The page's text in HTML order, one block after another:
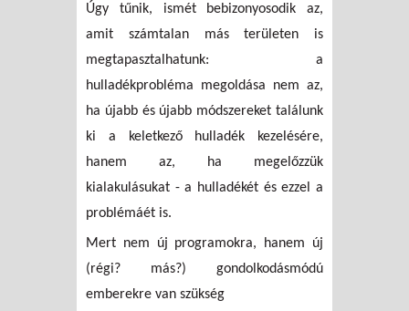
Úgy tűnik, ismét bebizonyosodik az,
amit számtalan más területen is
megtapasztalhatunk: a
hulladékprobléma megoldása nem az,
ha újabb és újabb módszereket találunk
ki a keletkező hulladék kezelésére,
hanem az, ha megelőzzük
kialakulásukat - a hulladékét és ezzel a
problémáét is.
Mert nem új programokra, hanem új
(régi? más?) gondolkodásmódú
emberekre van szükség